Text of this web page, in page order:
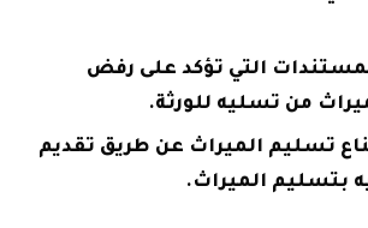
التي تؤكد على رفض
من تسليه للورثة.
تسليم الميراث عن طريق تقديم
بتسليم الميراث.